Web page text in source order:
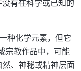
有在科学或已知的
种化学元素，但它
宗教作品中，可能
然、神秘或精神层面